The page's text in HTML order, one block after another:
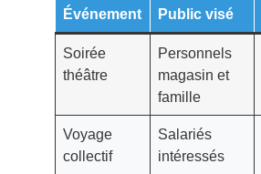
Événement Public visé
Soirée
théâtre
Personnels
magasin et
famille
Voyage
collectif
Salariés
intéressés